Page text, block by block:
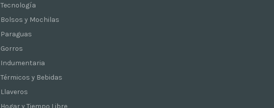
Tecnología
Bolsos y Mochilas
Paraguas
Gorros
Indumentaria
Térmicos y Bebidas
Llaveros
Hogar y Tiempo Libre